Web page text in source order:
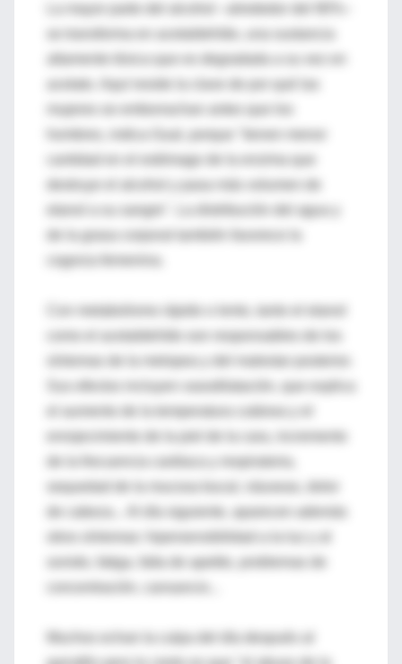
La mayor parte del alcohol –alrededor del 90%–
altamente tóxica que es degradada a su vez en
hombres, indica Gual, porque "tienen menor
cantidad en el estómago de la enzima que
etanol a su sangre". La distribución del agua y
cogorza femenina.
síntomas de la melopea y del malestar posterior.
el aumento de la temperatura cutánea y el
sequedad de la mucosa bucal, náuseas, dolor
de cabeza... Al día siguiente, aparecen además
sonido, fatiga, falta de apetito, problemas de